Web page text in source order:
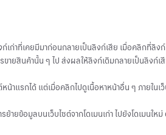
ก่าที่เคยมีมาก่อนกลายเป็นลิงก์เสีย เมื่อคลิกที่ลิง
ายสินค้านั้น ๆ ไป ส่งผลให้ลิงก์เดิมกลายเป็นลิ
น้าแรกได้ แต่เมื่อคลิกไปดูเนื้อหาหน้าอื่น ๆ ภาย
ายข้อมูลบนเว็บไซต์จากโดเมนเก่า ไปยังโดเม